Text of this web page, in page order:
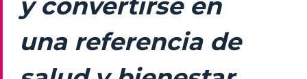
una referencia de